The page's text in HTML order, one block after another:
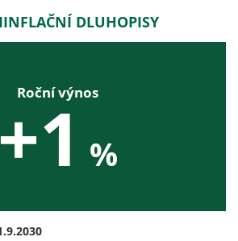
DLUHOPISY
Roční výnos
+1 %